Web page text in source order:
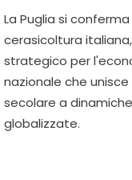
La Puglia si
cerasicoltura
strategico per
nazionale che
secolare a
globalizzate.